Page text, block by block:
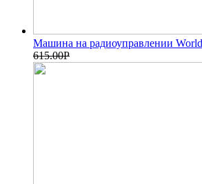
Машина на радиоуправлении
615.00Р